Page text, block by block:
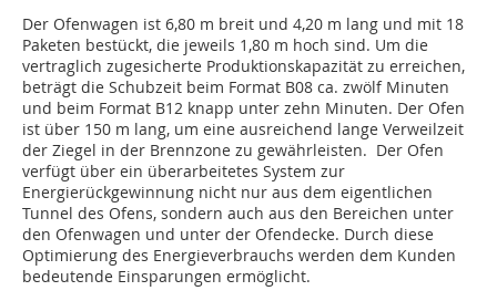
Der Ofenwagen ist 6,80 m breit und 4,20 m lang und mit 18
Paketen bestückt, die jeweils 1,80 m hoch sind. Um die
vertraglich zugesicherte Produktionskapazität zu erreichen,
beträgt die Schubzeit beim Format B08 ca. zwölf Minuten
und beim Format B12 knapp unter zehn Minuten. Der Ofen
ist über 150 m lang, um eine ausreichend lange Verweilzeit
der Ziegel in der Brennzone zu gewährleisten. Der Ofen
verfügt über ein überarbeitetes System zur
Energierückgewinnung nicht nur aus dem eigentlichen
Tunnel des Ofens, sondern auch aus den Bereichen unter
den Ofenwagen und unter der Ofendecke. Durch diese
Optimierung des Energieverbrauchs werden dem Kunden
bedeutende Einsparungen ermöglicht.